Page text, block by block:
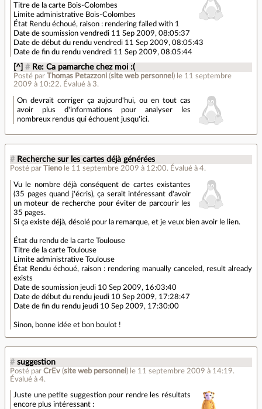
Titre de la carte Bois-Colombes
Limite administrative Bois-Colombes
État Rendu échoué, raison : rendering failed with 1
Date de soumission vendredi 11 Sep 2009, 08:05:37
Date de début du rendu vendredi 11 Sep 2009, 08:05:43
Date de fin du rendu vendredi 11 Sep 2009, 08:05:44
[^] # Re: Ca pamarche chez moi :(
Posté parThomas Petazzoni (site web personnel ) le 11 septembre
2009 à 10:22. Évalué à 3.
On devrait corriger ça aujourd'hui, ou en tout cas
avoir plus d'informations pour analyser les
nombreux rendus qui échouent jusqu'ici.
# Recherche sur les cartes déjà générées
Posté par Tieno le 11 septembre 2009 à 12:00. Évalué à 4.
Vu le nombre déjà conséquent de cartes existantes
(35 pages quand j'écris), ça serait intéressant d'avoir
un moteur de recherche pour éviter de parcourir les
35 pages.
Si ça existe déjà, désolé pour la remarque, et je veux bien avoir le lien.
État du rendu de la carte Toulouse
Titre de la carte Toulouse
Limite administrative Toulouse
État Rendu échoué, raison : rendering manually canceled, result already
exists
Date de soumission jeudi 10 Sep 2009, 16:03:40
Date de début du rendu jeudi 10 Sep 2009, 17:28:47
Date de fin du rendu jeudi 10 Sep 2009, 17:30:00
Sinon, bonne idée et bon boulot !
# suggestion
Posté par CrEv (site web personnel ) le 11 septembre 2009 à 14:19.
Évalué à 4.
Juste une petite suggestion pour rendre les résultats
encore plus intéressant :